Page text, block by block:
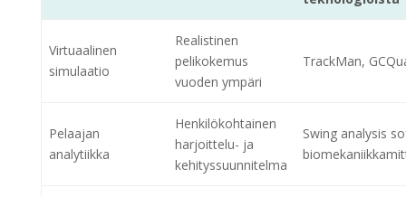
Virtuaalinen
simulaatio
Realistinen
pelikokemus
vuoden ympäri
TrackMan,
Pelaajan
analytiikka
Henkilökohtainen
harjoittelu- ja
kehityssuunnitelma
Swing analysis